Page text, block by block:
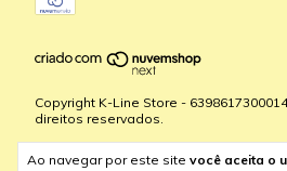
Ao navegar por este site você aceita o
Copyright K-Line Store -
direitos reservados.